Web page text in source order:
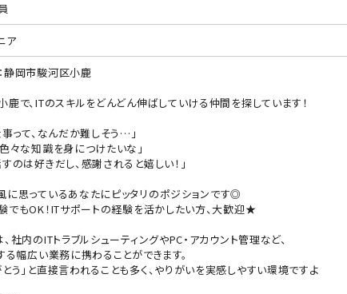
ア
静岡市駿河区小鹿
鹿で、ITのスキルをどんどん伸ばしていける仲間を探しています！
事って、なんだか難しそう…」
色々な知識を身につけたいな」
すのは好きだし、感謝されると嬉しい！」
に思っているあなたにピッタリのポジションです◎
もOK！ITサポートの経験を活かしたい方、大歓迎★
、社内のITトラブルシューティングやPC・アカウント管理など、
る幅広い業務に携わることができます。
とう」と直接言われることも多く、やりがいを実感しやすい環境ですよ